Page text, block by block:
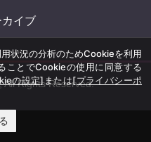
イブ
All Rights Reserved.
状況の分析のためCookieを利用
ことでCookieの使用に同意する
の設定]または[プライバシーポ